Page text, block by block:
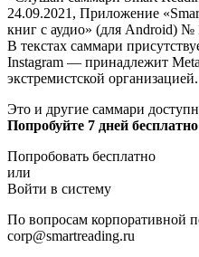
24.09.2021, Приложение
книг с аудио» (для Android) №
В текстах саммари
Instagram — принадлежит
экстремистской организацией.
Это и другие саммари
Попробуйте 7 дней бесплатно
Попробовать бесплатно
или
Войти в систему
По вопросам корпоративной
corp@smartreading.ru